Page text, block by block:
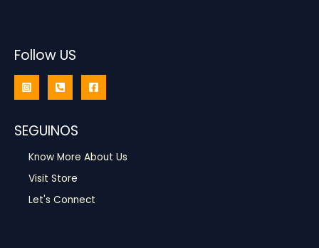
Follow US
SEGUINOS
Know More About Us
Visit Store
Let's Connect